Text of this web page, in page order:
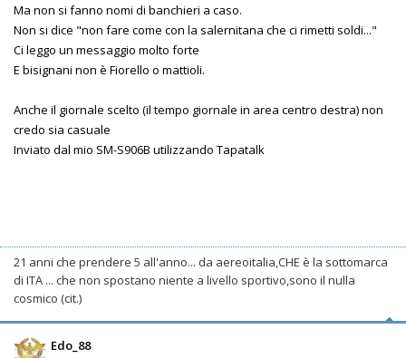
Ma non si fanno nomi di banchieri a caso.
Non si dice "non fare come con la salernitana che ci rimetti soldi..."
Ci leggo un messaggio molto forte
E bisignani non è Fiorello o mattioli.
Anche il giornale scelto (il tempo giornale in area centro destra) non
credo sia casuale
Inviato dal mio SM-S906B utilizzando Tapatalk
21 anni che prendere 5 all'anno... da aereoitalia,CHE è la sottomarca
di ITA ... che non spostano niente a livello sportivo,sono il nulla
cosmico (cit.)
Edo_88